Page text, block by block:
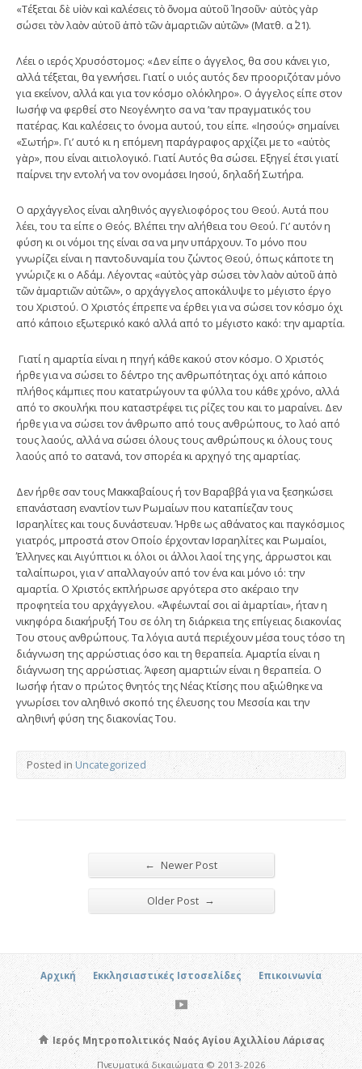
«Τέξεται δὲ υἱὸν καὶ καλέσεις τὸ ὄνομα αὐτοῦ Ἰησοῦν· αὐτὸς γὰρ
σώσει τὸν λαὸν αὐτοῦ ἀπὸ τῶν ἁμαρτιῶν αὐτῶν» (Ματθ. α΄ 21).
Λέει ο ιερός Χρυσόστομος: «Δεν είπε ο άγγελος, θα σου κάνει γιο,
αλλά τέξεται, θα γεννήσει. Γιατί ο υιός αυτός δεν προοριζόταν μόνο
για εκείνον, αλλά και για τον κόσμο ολόκληρο». Ο άγγελος είπε στον
Ιωσήφ να φερθεί στο Νεογέννητο σα να ’ταν πραγματικός του
πατέρας. Και καλέσεις το όνομα αυτού, του είπε. «Ιησούς» σημαίνει
«Σωτήρ». Γι’ αυτό κι η επόμενη παράγραφος αρχίζει με το «αὐτὸς
γὰρ», που είναι αιτιολογικό. Γιατί Αυτός θα σώσει. Εξηγεί έτσι γιατί
παίρνει την εντολή να τον ονομάσει Ιησού, δηλαδή Σωτήρα.
Ο αρχάγγελος είναι αληθινός αγγελιοφόρος του Θεού. Αυτά που
λέει, του τα είπε ο Θεός. Βλέπει την αλήθεια του Θεού. Γι’ αυτόν η
φύση κι οι νόμοι της είναι σα να μην υπάρχουν. Το μόνο που
γνωρίζει είναι η παντοδυναμία του ζώντος Θεού, όπως κάποτε τη
γνώριζε κι ο Αδάμ. Λέγοντας «αὐτὸς γὰρ σώσει τὸν λαὸν αὐτοῦ ἀπὸ
τῶν ἁμαρτιῶν αὐτῶν», ο αρχάγγελος αποκάλυψε το μέγιστο έργο
του Χριστού. Ο Χριστός έπρεπε να έρθει για να σώσει τον κόσμο όχι
από κάποιο εξωτερικό κακό αλλά από το μέγιστο κακό: την αμαρτία.
Γιατί η αμαρτία είναι η πηγή κάθε κακού στον κόσμο. Ο Χριστός
ήρθε για να σώσει το δέντρο της ανθρωπότητας όχι από κάποιο
πλήθος κάμπιες που κατατρώγουν τα φύλλα του κάθε χρόνο, αλλά
από το σκουλήκι που καταστρέφει τις ρίζες του και το μαραίνει. Δεν
ήρθε για να σώσει τον άνθρωπο από τους ανθρώπους, το λαό από
τους λαούς, αλλά να σώσει όλους τους ανθρώπους κι όλους τους
λαούς από το σατανά, τον σπορέα κι αρχηγό της αμαρτίας.
Δεν ήρθε σαν τους Μακκαβαίους ή τον Βαραββά για να ξεσηκώσει
επανάσταση εναντίον των Ρωμαίων που καταπίεζαν τους
Ισραηλίτες και τους δυνάστευαν. Ήρθε ως αθάνατος και παγκόσμιος
γιατρός, μπροστά στον Οποίο έρχονταν Ισραηλίτες και Ρωμαίοι,
Έλληνες και Αιγύπτιοι κι όλοι οι άλλοι λαοί της γης, άρρωστοι και
ταλαίπωροι, για ν’ απαλλαγούν από τον ένα και μόνο ιό: την
αμαρτία. Ο Χριστός εκπλήρωσε αργότερα στο ακέραιο την
προφητεία του αρχάγγελου. «Ἀφέωνταί σοι αἱ ἁμαρτίαι», ήταν η
νικηφόρα διακήρυξή Του σε όλη τη διάρκεια της επίγειας διακονίας
Του στους ανθρώπους. Τα λόγια αυτά περιέχουν μέσα τους τόσο τη
διάγνωση της αρρώστιας όσο και τη θεραπεία. Αμαρτία είναι η
διάγνωση της αρρώστιας. Άφεση αμαρτιών είναι η θεραπεία. Ο
Ιωσήφ ήταν ο πρώτος θνητός της Νέας Κτίσης που αξιώθηκε να
γνωρίσει τον αληθινό σκοπό της έλευσης του Μεσσία και την
αληθινή φύση της διακονίας Του.
Posted in Uncategorized
← Newer Post
Older Post →
Αρχική Εκκλησιαστικές Ιστοσελίδες Επικοινωνία
Ιερός Μητροπολιτικός Ναός Αγίου Αχιλλίου Λάρισας
Πνευματικά δικαιώματα © 2013-2026